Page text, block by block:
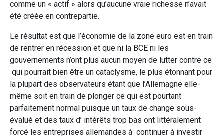
comme un « actif » alors qu’aucune vraie richesse n’avait
été créée en contrepartie.
Le résultat est que l’économie de la zone euro est en train
de rentrer en récession et que ni la BCE ni les
gouvernements n’ont plus aucun moyen de lutter contre ce
qui pourrait bien être un cataclysme, le plus étonnant pour
la plupart des observateurs étant que l’Allemagne elle-
même soit en train de plonger ce qui est pourtant
parfaitement normal puisque un taux de change sous-
évalué et des taux d’ intérêts trop bas ont littéralement
forcé les entreprises allemandes à continuer à investir